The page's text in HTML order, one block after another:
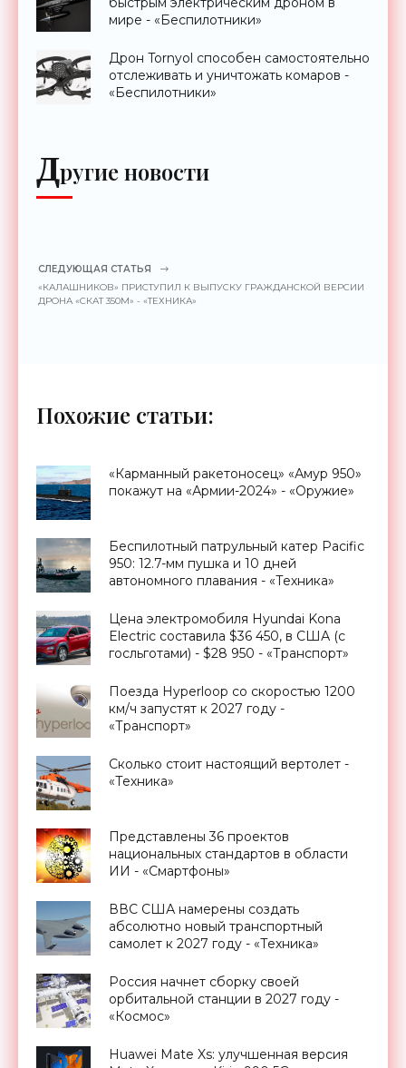
мире - «Беспилотники»
Дрон Tornyol способен самостоятельно
отслеживать и уничтожать комаров -
«Беспилотники»
Другие новости
СЛЕДУЮЩАЯ СТАТЬЯ
«КАЛАШНИКОВ» ПРИСТУПИЛ К ВЫПУСКУ ГРАЖДАНСКОЙ ВЕРСИИ
ДРОНА «СКАТ 350М» - «ТЕХНИКА»
Похожие статьи:
«Карманный ракетоносец» «Амур 950»
покажут на «Армии-2024» - «Оружие»
Беспилотный патрульный катер Pacific
950: 12.7-мм пушка и 10 дней
автономного плавания - «Техника»
Цена электромобиля Hyundai Kona
Electric составила $36 450, в США (с
госльготами) - $28 950 - «Транспорт»
Поезда Hyperloop со скоростью 1200
км/ч запустят к 2027 году -
«Транспорт»
Сколько стоит настоящий вертолет -
«Техника»
Представлены 36 проектов
национальных стандартов в области
ИИ - «Смартфоны»
ВВС США намерены создать
абсолютно новый транспортный
самолет к 2027 году - «Техника»
Россия начнет сборку своей
орбитальной станции в 2027 году -
«Космос»
Huawei Mate Xs: улучшенная версия